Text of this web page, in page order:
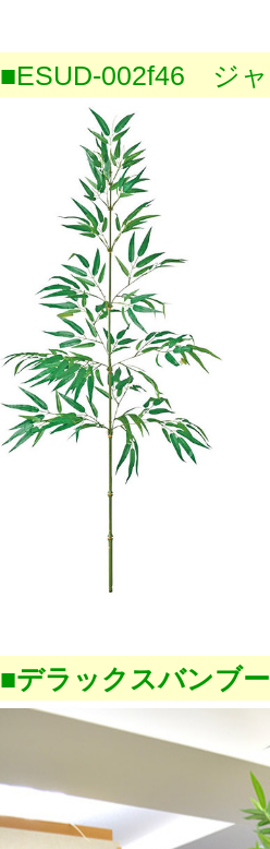
■ESUD-002f46 ジ
■デラックスバンブ